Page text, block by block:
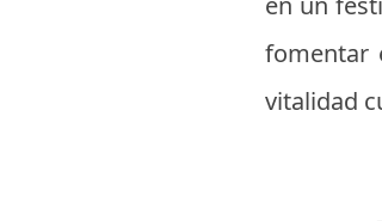
fomentar
vitalidad